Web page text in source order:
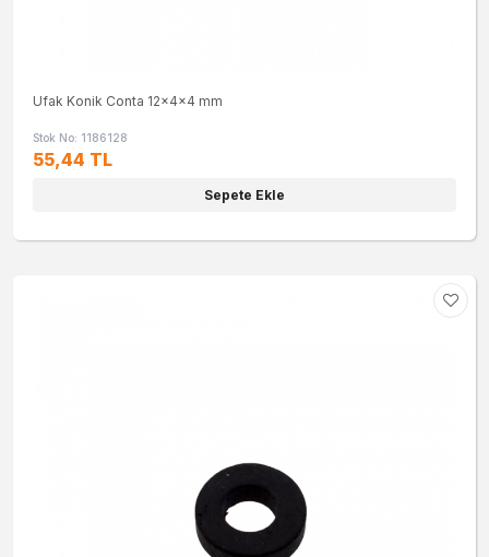
Ufak Konik Conta 12x4x4 mm
Stok No: 1186128
55,44 TL
Sepete Ekle